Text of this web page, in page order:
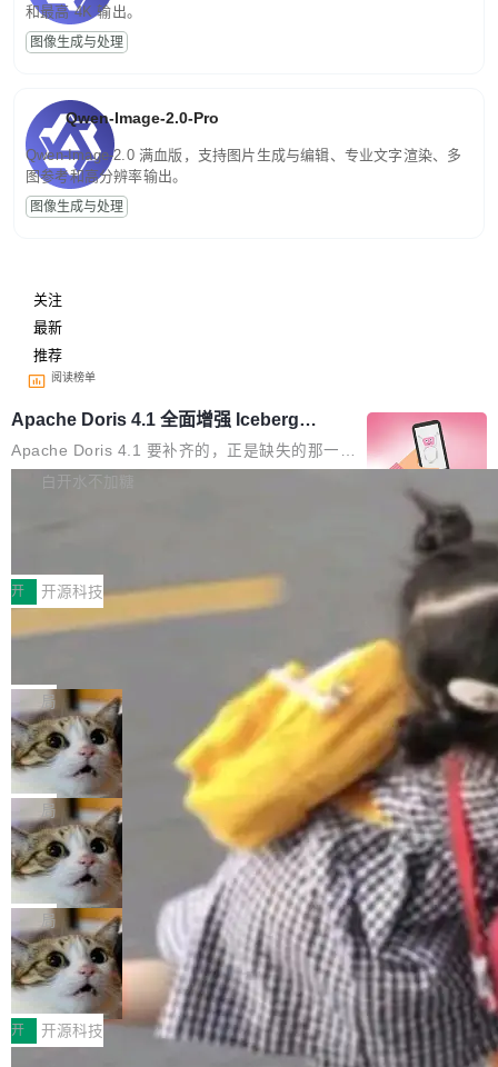
和最高 4K 输出。
图像生成与处理
Qwen-Image-2.0-Pro
Qwen-Image-2.0 满血版，支持图片生成与编辑、专业文字渲染、多
图参考和高分辨率输出。
图像生成与处理
关注
最新
推荐
阅读榜单
Apache Doris 4.1 全面增强 Iceberg：
支持 UPDATE、MERGE INTO 与 Iceb
erg V3
Apache Doris 4.1 要补齐的，正是缺失的那一
半。在已有查询能力的基础上，Doris 进一步支
常维护操作，并完整支持 Iceberg V3 格式。
白开水不加糖
村国家自主创新示范区会议中心开幕。本届大会
由中关村智联软件服务业质量创新联盟主办，以
“智构可信·质创未来——AI原生时代的质量新范
式”为主题，直面AI从实验室走向规模化产业落地
的核心质量命题。会上，《2026智能研发生产力
工具选型手册》发布，Testin云测的Testin XAge
nt智能测试系统入选AI测试领域代表产品。对CI
O而言，这提示了一个转变：AI测试正在从效率
工具升级为企业的质量基础设施。 CIO面对的新
现实 过去两年，CIO们的焦虑清单上多了两项：
一是如何让大模型和智能体应用安全地从PoC走
向生产，二是如何让测试团队跟得上AI应用...
开 开源科技
让非法状态不可表示：一篇关于 ADT
有一种东西，一旦用过就回不去了。Alex Fedos
eev 管它叫"软件设计的基石"。 他说的东西不新
鲜——代数数据类型（ADT），尤其是和类型
（sum type）。但他说清楚了一件事：这不是类
型系统的学术体操，是日常编码的思维方式。 文
章从一个简单的例子切入。一个网站的深色主题
设置，如果用布尔值 + 可空字段来表示——bool
ean 表示是否可切换，nullable 的默认模式、浅
色方案、深色方案——会产生大量无意义的组
合。方案缺了、配置冲突了、全 null 了。要知道
哪些组合有效，作者说，你得靠"文档、校验、或
者部落知识"。 换个写法。Rust 的 enum，两个
变体：Switchable...
局
Cloudflare 开源内部企业 AI 平台 Clou
dflare OS
Cloudflare 发布了一个开源项目 Cloudflare O
S。如果你只看官方博客，你会觉得这是又一
个"AI 知识库 + 聊天机器人"——每个大厂都在
做，没什么新鲜的。 但 Kenton Varda 在 Twitte
r 上把事情说清楚了： 今天我们发布了 Cloudfla
re OS，一个带连接器的聊天机器人，跟其他所
有科技公司做的一样。只不过，实际上它不一
样。这是 Sandstorm.io 的重制版，我十年前的
那个创业公司。不同的是，这次它构建在 Cloudf
lare Workers 上——我花了九年时间搭建的平台
——并且深度集成了 AI。这基本上是我十年秘密
局
Deno 团队开源 Celld，可自托管的分
布式 Durable Objects
Ryan Dahl 领导的 Deno 团队推出了最新开源项
目 Celld，一个能在自己机器上运行 Cloudflare
Workers 和 Durable Objects 的守护进程。 设
计思路很直接：每个对象是一个独立的 SQLite
数据库，按名称寻址，复制到你自己的 S3 兼容
存储库里。节点之间只通过这个存储库协调——
没有控制平面，没有共识协议。每个对象自带一
局
鲁大师7月新机性能/流畅/AI榜：vivo夺
性能、流畅双第一，三星Galaxy Z系列
新折叠缺席
2026年7月的手机市场，由于存储等硬件成本暴
增，手机厂商的日子也不好过啊，新机速度明显
放缓，因此硝烟味淡了许多。新机参数规格除开
开 开源科技